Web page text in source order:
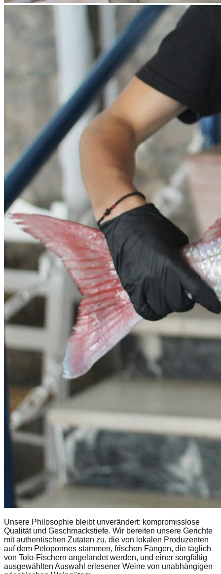
Unsere Philosophie bleibt unverändert: kompromisslose
Qualität und Geschmackstiefe. Wir bereiten unsere Gerichte
mit authentischen Zutaten zu, die von lokalen Produzenten
auf dem Peloponnes stammen, frischen Fängen, die täglich
von Tolo-Fischern angelandet werden, und einer sorgfältig
ausgewählten Auswahl erlesener Weine von unabhängigen